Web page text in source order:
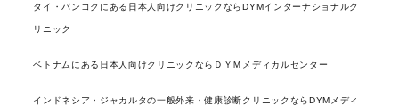
タイ・バンコクにある日本人向けクリニックならDYMインターナショナルク
リニック
ベトナムにある日本人向けクリニックならＤＹＭメディカルセンター
インドネシア・ジャカルタの一般外来・健康診断クリニックならDYMメディ